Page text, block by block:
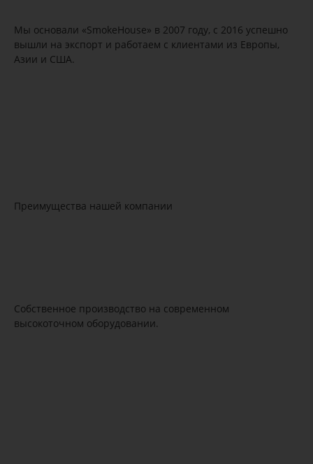
Мы основали «SmokeHouse» в 2007 году, с 2016 успешно
вышли на экспорт и работаем с клиентами из Европы,
Азии и США.
Преимущества нашей компании
Собственное производство на современном
высокоточном оборудовании.